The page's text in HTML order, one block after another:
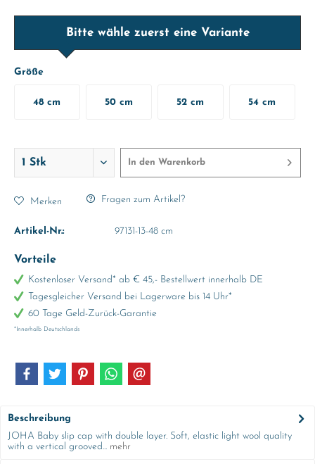
Bitte wähle zuerst eine Variante
Größe
48 cm 50 cm 52 cm 54 cm
In den Warenkorb
Merken Fragen zum Artikel?
Artikel-Nr.: 97131-13-48 cm
Vorteile
Kostenloser Versand* ab € 45,- Bestellwert innerhalb DE
Tagesgleicher Versand bei Lagerware bis 14 Uhr*
60 Tage Geld-Zurück-Garantie
*Innerhalb Deutschlands
Beschreibung
JOHA Baby slip cap with double layer. Soft, elastic light wool quality
with a vertical grooved... mehr